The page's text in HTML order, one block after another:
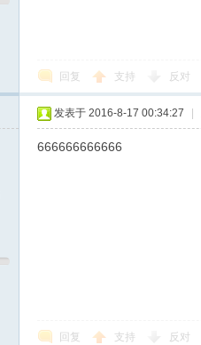
回复 支持 反对
发表于 2016-8-17 00:34:27
666666666666
回复 支持 反对